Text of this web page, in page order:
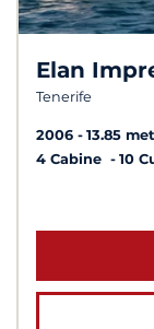
Elan
Tenerife
2006
13.85
4 Cabine
10